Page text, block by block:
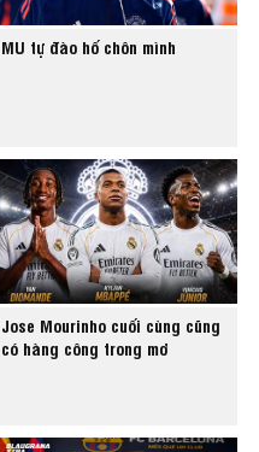
MU tự đào hố chôn mình
Jose Mourinho cuối cùng cũng
có hàng công trong mơ